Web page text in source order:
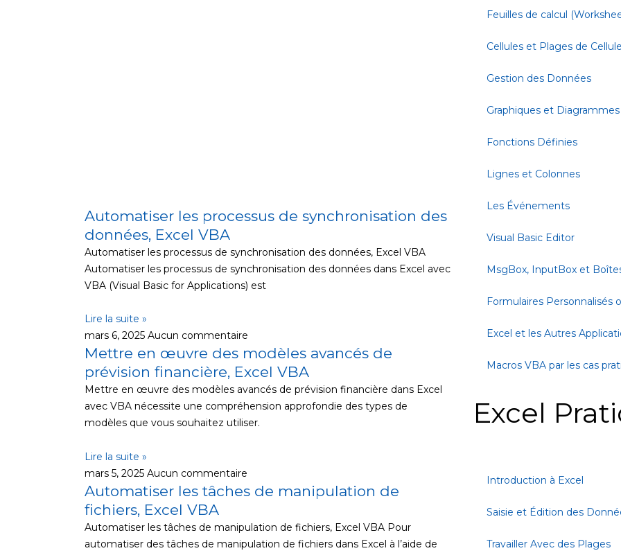
Automatiser les processus de synchronisation des
données, Excel VBA
Automatiser les processus de synchronisation des données, Excel VBA
Automatiser les processus de synchronisation des données dans Excel avec
VBA (Visual Basic for Applications) est
Lire la suite »
mars 6, 2025 Aucun commentaire
Mettre en œuvre des modèles avancés de
prévision financière, Excel VBA
Mettre en œuvre des modèles avancés de prévision financière dans Excel
avec VBA nécessite une compréhension approfondie des types de
modèles que vous souhaitez utiliser.
Lire la suite »
mars 5, 2025 Aucun commentaire
Automatiser les tâches de manipulation de
fichiers, Excel VBA
Automatiser les tâches de manipulation de fichiers, Excel VBA Pour
automatiser des tâches de manipulation de fichiers dans Excel à l’aide de
Feuilles de calcul
Cellules et Plages de
Gestion des Données
Graphiques et Diagrammes
Fonctions Définies
Lignes et Colonnes
Les Événements
Visual Basic Editor
MsgBox, InputBox et
Formulaires Personnalisés
Excel et les Autres
Macros VBA par les cas
Excel
Introduction à Excel
Saisie et Édition des
Travailler Avec des Plages